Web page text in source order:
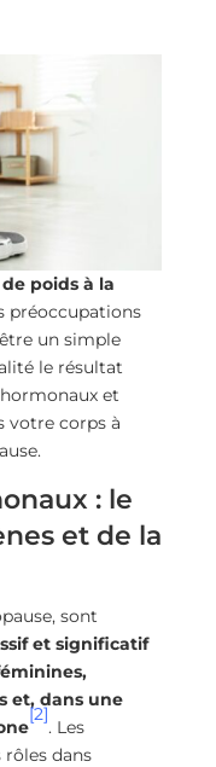
poids à la
préoccupations
un simple
le résultat
et
votre corps à
: le
et de la
sont
et significatif
et, dans une
[2]
. Les
dans